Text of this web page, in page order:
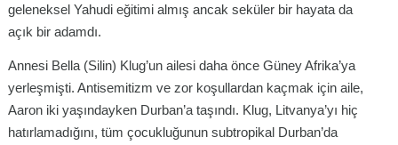
geleneksel Yahudi eğitimi almış ancak seküler bir hayata da
açık bir adamdı.
Annesi Bella (Silin) Klug’un ailesi daha önce Güney Afrika’ya
yerleşmişti. Antisemitizm ve zor koşullardan kaçmak için aile,
Aaron iki yaşındayken Durban’a taşındı. Klug, Litvanya’yı hiç
hatırlamadığını, tüm çocukluğunun subtropikal Durban’da